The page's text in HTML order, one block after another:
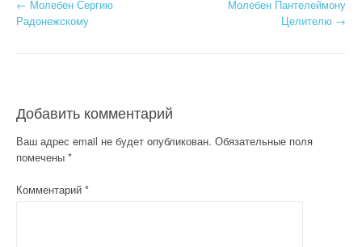
Н
г
а
ц
← Молебен Сергию
Радонежскому
Молебен Пантелеймону
Целителю →
Добавить комментарий
Ваш адрес email не будет опубликован. Обязательные поля
помечены *
Комментарий *